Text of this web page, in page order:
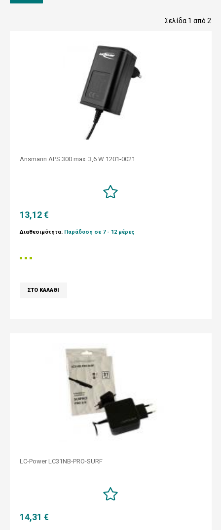
Σελίδα 1 από 2
Ansmann APS 300 max. 3,6 W 1201-0021
13,12 €
Διαθεσιμότητα: Παράδοση σε 7 - 12 μέρες
LC-Power LC31NB-PRO-SURF
14,31 €